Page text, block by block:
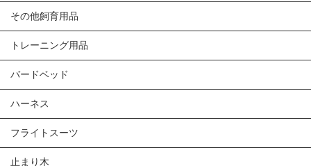
その他飼育用品
トレーニング用品
バードベッド
ハーネス
フライトスーツ
止まり木